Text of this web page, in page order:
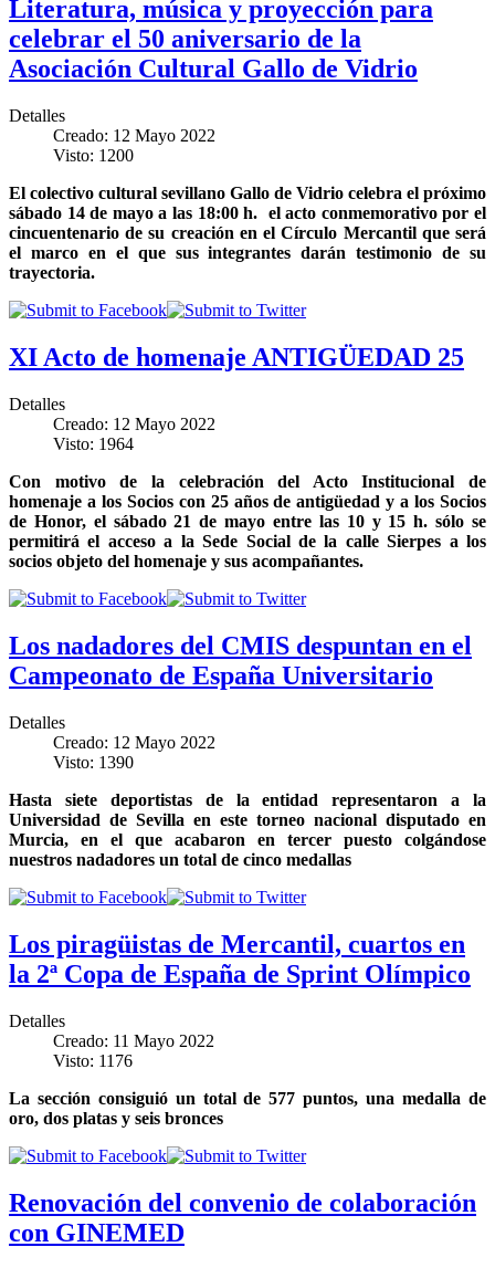
Literatura, música y proyección para
celebrar el 50 aniversario de la
Asociación Cultural Gallo de Vidrio
Detalles
Creado: 12 Mayo 2022
Visto: 1200
El colectivo cultural sevillano Gallo de Vidrio celebra el próximo
sábado 14 de mayo a las 18:00 h. el acto conmemorativo por el
cincuentenario de su creación en el Círculo Mercantil que será
el marco en el que sus integrantes darán testimonio de su
trayectoria.
XI Acto de homenaje ANTIGÜEDAD 25
Detalles
Creado: 12 Mayo 2022
Visto: 1964
Con motivo de la celebración del Acto Institucional de
homenaje a los Socios con 25 años de antigüedad y a los Socios
de Honor, el sábado 21 de mayo entre las 10 y 15 h. sólo se
permitirá el acceso a la Sede Social de la calle Sierpes a los
socios objeto del homenaje y sus acompañantes.
Los nadadores del CMIS despuntan en el
Campeonato de España Universitario
Detalles
Creado: 12 Mayo 2022
Visto: 1390
Hasta siete deportistas de la entidad representaron a la
Universidad de Sevilla en este torneo nacional disputado en
Murcia, en el que acabaron en tercer puesto colgándose
nuestros nadadores un total de cinco medallas
Los piragüistas de Mercantil, cuartos en
la 2ª Copa de España de Sprint Olímpico
Detalles
Creado: 11 Mayo 2022
Visto: 1176
La sección consiguió un total de 577 puntos, una medalla de
oro, dos platas y seis bronces
Renovación del convenio de colaboración
con GINEMED